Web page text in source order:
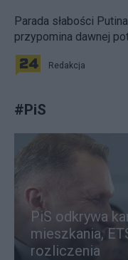
Parada słabości
przypomina dawnej
Redakcja
#PiS
PiS odkrywa
mieszkania,
rozliczenia